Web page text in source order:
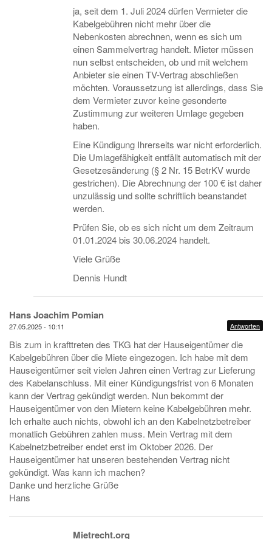
ja, seit dem 1. Juli 2024 dürfen Vermieter die
Kabelgebühren nicht mehr über die
Nebenkosten abrechnen, wenn es sich um
einen Sammelvertrag handelt. Mieter müssen
nun selbst entscheiden, ob und mit welchem
Anbieter sie einen TV-Vertrag abschließen
möchten. Voraussetzung ist allerdings, dass Sie
dem Vermieter zuvor keine gesonderte
Zustimmung zur weiteren Umlage gegeben
haben.
Eine Kündigung Ihrerseits war nicht erforderlich.
Die Umlagefähigkeit entfällt automatisch mit der
Gesetzesänderung (§ 2 Nr. 15 BetrKV wurde
gestrichen). Die Abrechnung der 100 € ist daher
unzulässig und sollte schriftlich beanstandet
werden.
Prüfen Sie, ob es sich nicht um dem Zeitraum
01.01.2024 bis 30.06.2024 handelt.
Viele Grüße
Dennis Hundt
Hans Joachim Pomian
27.05.2025 - 10:11 Antworten
Bis zum in krafttreten des TKG hat der Hauseigentümer die
Kabelgebühren über die Miete eingezogen. Ich habe mit dem
Hauseigentümer seit vielen Jahren einen Vertrag zur Lieferung
des Kabelanschluss. Mit einer Kündigungsfrist von 6 Monaten
kann der Vertrag gekündigt werden. Nun bekommt der
Hauseigentümer von den Mietern keine Kabelgebühren mehr.
Ich erhalte auch nichts, obwohl ich an den Kabelnetzbetreiber
monatlich Gebühren zahlen muss. Mein Vertrag mit dem
Kabelnetzbetreiber endet erst im Oktober 2026. Der
Hauseigentümer hat unseren bestehenden Vertrag nicht
gekündigt. Was kann ich machen?
Danke und herzliche Grüße
Hans
Mietrecht.org